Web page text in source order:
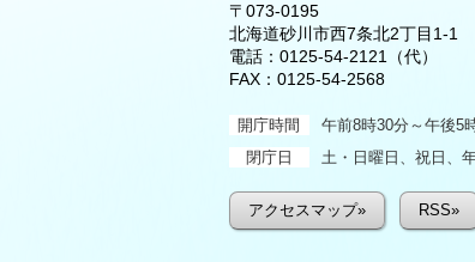
〒073-0195
北海道砂川市西7条北2丁目1-1
電話： 0125-54-2121
（代）
FAX：0125-54-2568
開庁時間
午前8時30分～午後5
閉庁日
土・日曜日、祝日、
アクセスマップ» RSS»